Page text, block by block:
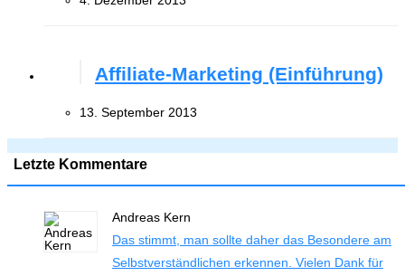
Affiliate-Marketing (Einführung)
13. September 2013
Letzte Kommentare
Andreas Kern
Das stimmt, man sollte daher das Besondere am
Selbstverständlichen erkennen. Vielen Dank für